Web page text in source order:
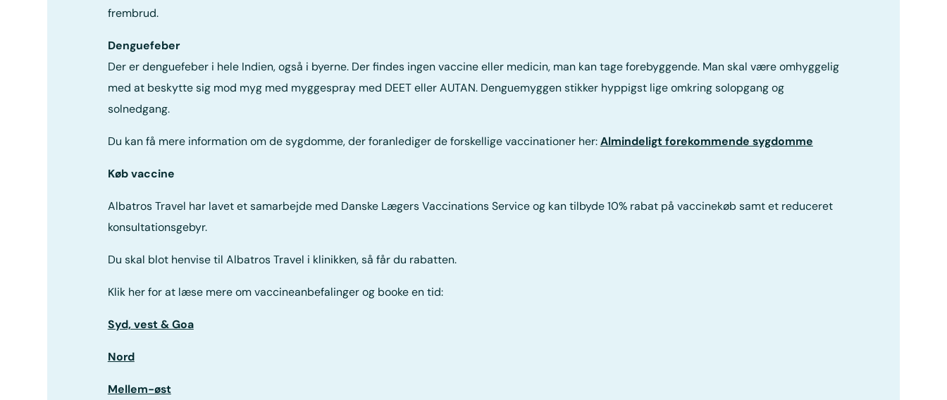
frembrud.
Denguefeber
Der er denguefeber i hele Indien, også i byerne. Der findes ingen vaccine eller medicin, man kan tage forebyggende. Man skal være omhyggelig
med at beskytte sig mod myg med myggespray med DEET eller AUTAN. Denguemyggen stikker hyppigst lige omkring solopgang og
solnedgang.
Du kan få mere information om de sygdomme, der foranlediger de forskellige vaccinationer her:Almindeligt forekommende sygdomme
Køb vaccine
Albatros Travel har lavet et samarbejde med Danske Lægers Vaccinations Service og kan tilbyde 10% rabat på vaccinekøb samt et reduceret
konsultationsgebyr.
Du skal blot henvise til Albatros Travel i klinikken, så får du rabatten.
Klik her for at læse mere om vaccineanbefalinger og booke en tid:
Syd, vest & Goa
Nord
Mellem-øst